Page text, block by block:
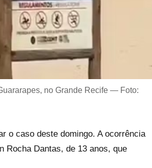
no Grande Recife — Foto:
o caso deste domingo. A ocorrência
Rocha Dantas, de 13 anos, que